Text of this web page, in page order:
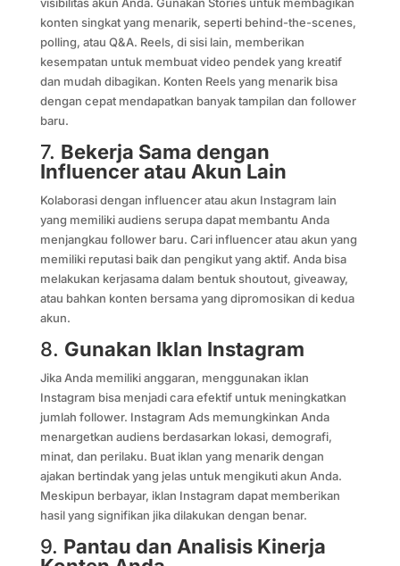
konten singkat yang menarik, seperti behind-the-scenes,
polling, atau Q&A. Reels, di sisi lain, memberikan
kesempatan untuk membuat video pendek yang kreatif
dan mudah dibagikan. Konten Reels yang menarik bisa
dengan cepat mendapatkan banyak tampilan dan follower
baru.
7. Bekerja Sama dengan
Influencer atau Akun Lain
Kolaborasi dengan influencer atau akun Instagram lain
yang memiliki audiens serupa dapat membantu Anda
menjangkau follower baru. Cari influencer atau akun yang
memiliki reputasi baik dan pengikut yang aktif. Anda bisa
melakukan kerjasama dalam bentuk shoutout, giveaway,
atau bahkan konten bersama yang dipromosikan di kedua
akun.
8. Gunakan Iklan Instagram
Jika Anda memiliki anggaran, menggunakan iklan
Instagram bisa menjadi cara efektif untuk meningkatkan
jumlah follower. Instagram Ads memungkinkan Anda
menargetkan audiens berdasarkan lokasi, demografi,
minat, dan perilaku. Buat iklan yang menarik dengan
ajakan bertindak yang jelas untuk mengikuti akun Anda.
Meskipun berbayar, iklan Instagram dapat memberikan
hasil yang signifikan jika dilakukan dengan benar.
9. Pantau dan Analisis Kinerja